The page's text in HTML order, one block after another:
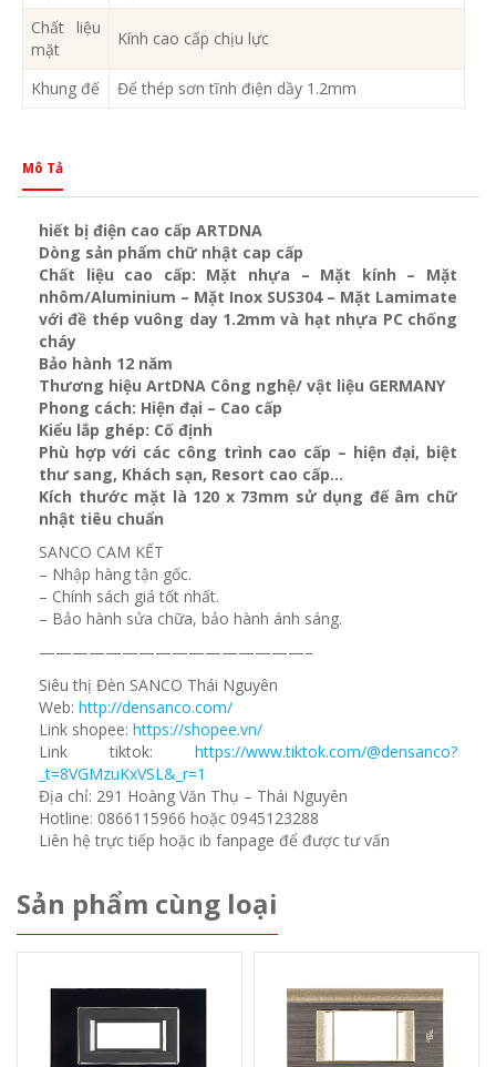
Chất liệu
mặt
Kính cao cấp chịu lực
Khung đế Đế thép sơn tĩnh điện dầy 1.2mm
Mô Tả
hiết bị điện cao cấp ARTDNA
Dòng sản phẩm chữ nhật cap cấp
Chất liệu cao cấp: Mặt nhựa – Mặt kính – Mặt
nhôm/Aluminium – Mặt Inox SUS304 – Mặt Lamimate
với đề thép vuông day 1.2mm và hạt nhựa PC chống
cháy
Bảo hành 12 năm
Thương hiệu ArtDNA Công nghệ/ vật liệu GERMANY
Phong cách: Hiện đại – Cao cấp
Kiểu lắp ghép: Cố định
Phù hợp với các công trình cao cấp – hiện đại, biệt
thư sang, Khách sạn, Resort cao cấp…
Kích thước mặt là 120 x 73mm sử dụng đế âm chữ
nhật tiêu chuẩn
SANCO CAM KẾT
– Nhập hàng tận gốc.
– Chính sách giá tốt nhất.
– Bảo hành sửa chữa, bảo hành ánh sáng.
————————————————–
Siêu thị Đèn SANCO Thái Nguyên
Web: http://densanco.com/
Link shopee: https://shopee.vn/
Link tiktok: https://www.tiktok.com/@densanco?
_t=8VGMzuKxVSL&_r=1
Địa chỉ: 291 Hoàng Văn Thụ – Thái Nguyên
Hotline: 0866115966 hoặc 0945123288
Liên hệ trực tiếp hoặc ib fanpage để được tư vấn
Sản phẩm cùng loại